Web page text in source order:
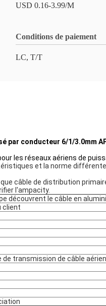
USD 0.16-3.99/M
Conditions de paiement
LC, T/T
par conducteur 6/1/3.0mm
les réseaux aériens de
et la norme
câble de distribution
l'ampacity.
découvrent le câble en
client
transmission de câble